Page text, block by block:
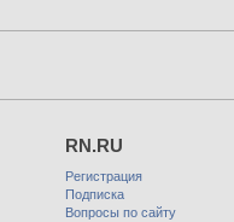
RN.RU
Регистрация
Подписка
Вопросы по сайту